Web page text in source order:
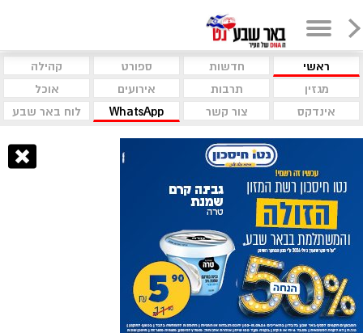
ראשי חדשות ספורט
קהילה
מגזין
תרבות אירועים
אוכל
אינדקס
צור קשר WhatsApp לוח באר שבע